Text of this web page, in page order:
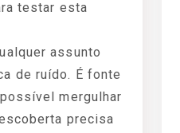
testar esta
assunto
de ruído. É fonte
mergulhar
precisa